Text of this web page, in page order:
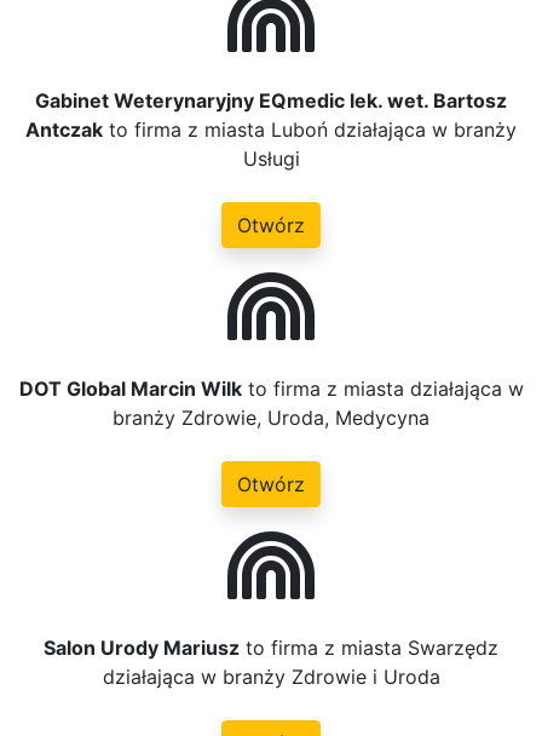
Gabinet Weterynaryjny EQmedic lek. wet. Bartosz
Antczak to firma z miasta Luboń działająca w branży
Usługi
Otwórz
DOT Global Marcin Wilkto firma z miasta działająca w
branży Zdrowie, Uroda, Medycyna
Otwórz
Salon Urody Mariusz to firma z miasta Swarzędz
działająca w branży Zdrowie i Uroda